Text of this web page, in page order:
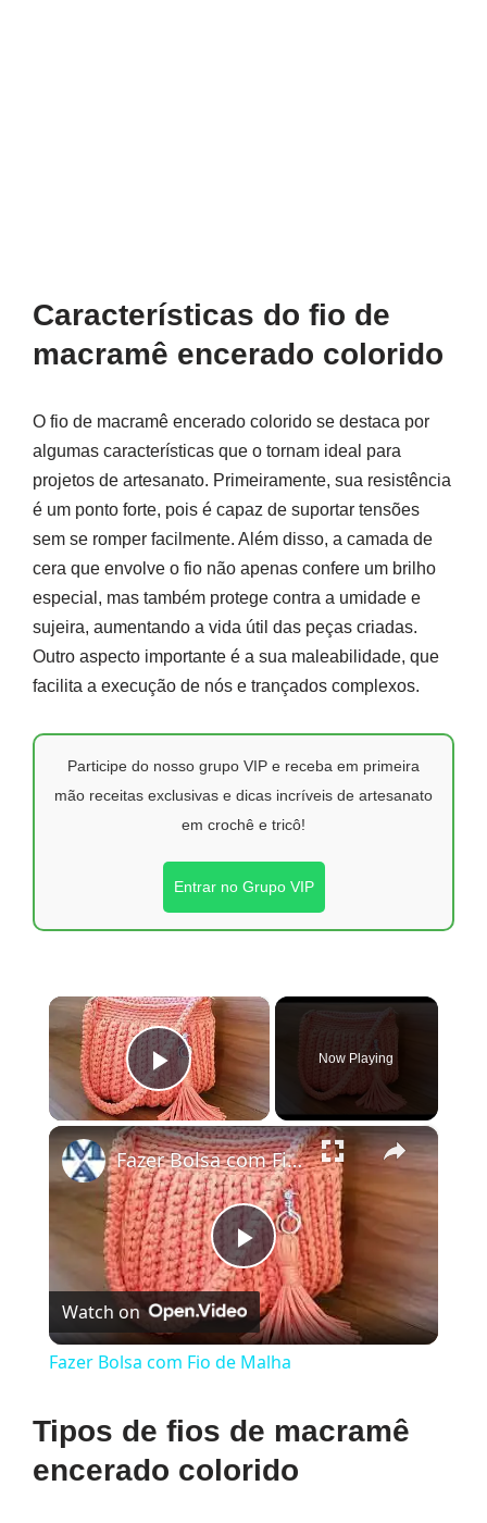
Características do fio de
macramê encerado colorido
O fio de macramê encerado colorido se destaca por
algumas características que o tornam ideal para
projetos de artesanato. Primeiramente, sua resistência
é um ponto forte, pois é capaz de suportar tensões
sem se romper facilmente. Além disso, a camada de
cera que envolve o fio não apenas confere um brilho
especial, mas também protege contra a umidade e
sujeira, aumentando a vida útil das peças criadas.
Outro aspecto importante é a sua maleabilidade, que
facilita a execução de nós e trançados complexos.
Participe do nosso grupo VIP e receba em primeira
mão receitas exclusivas e dicas incríveis de artesanato
em crochê e tricô!
Entrar no Grupo VIP
×
Play Video
Now Playing
×
Play
Video
Fazer Bolsa com Fio de Malha
Watch on
Fazer Bolsa com Fio de Malha
Tipos de fios de macramê
encerado colorido